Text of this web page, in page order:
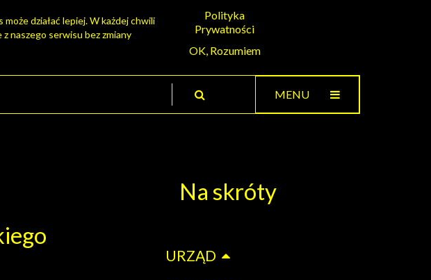
MENU
Na skróty
URZĄD
Polityka
Prywatności
OK, Rozumiem
działać lepiej. W każdej chwili
naszego serwisu bez zmiany